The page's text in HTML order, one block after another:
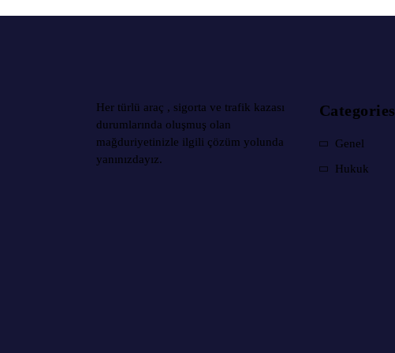
Her türlü araç , sigorta ve trafik kazası
durumlarında oluşmuş olan
mağduriyetinizle ilgili çözüm yolunda
yanınızdayız.
Categories
Genel
Hukuk